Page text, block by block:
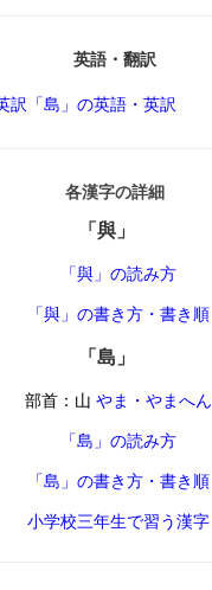
英語・翻訳
訳 「島」の英語・英訳
各漢字の詳細
「與」
「與」の読み方
「與」の書き方・書き順
「島」
部首：山 やま・やまへん
「島」の読み方
「島」の書き方・書き順
小学校三年生で習う漢字